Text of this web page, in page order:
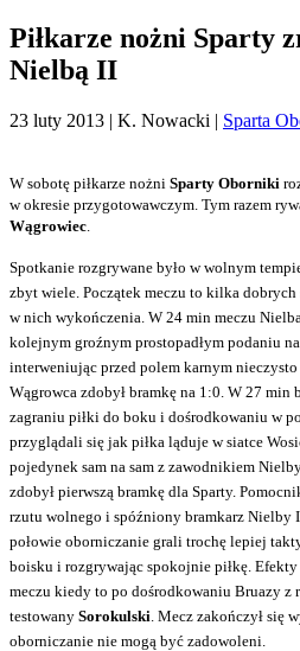
Piłkarze nożni Sparty
Nielbą II
23 luty 2013 | K. Nowacki | Sparta
W sobotę piłkarze nożni Sparty Oborniki
w okresie przygotowawczym. Tym razem
Wągrowiec
Spotkanie rozgrywane było w wolnym
zbyt wiele. Początek meczu to kilka dobrych
w nich wykończenia. W 24 min meczu
kolejnym groźnym prostopadłym podaniu
interweniując przed polem karnym
Wągrowca zdobył bramkę na 1:0. W 27 min
zagraniu piłki do boku i dośrodkowaniu w
przyglądali się jak piłka ląduje w siatce
pojedynek sam na sam z zawodnikiem
zdobył pierwszą bramkę dla Sparty.
rzutu wolnego i spóźniony bramkarz Nielby
połowie oborniczanie grali trochę lepiej
boisku i rozgrywając spokojnie piłkę.
meczu kiedy to po dośrodkowaniu Bruazy z
testowany Sorokulski . Mecz zakończył się
oborniczanie nie mogą być zadowoleni.